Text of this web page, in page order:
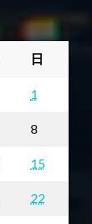
日
1
8
15
22